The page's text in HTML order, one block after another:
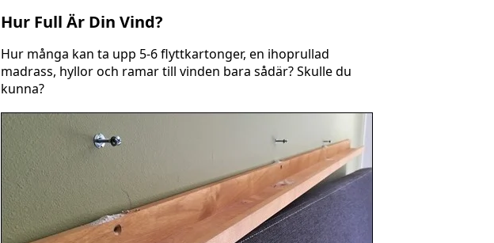
Hur Full Är Din Vind?
Hur många kan ta upp 5-6 flyttkartonger, en ihoprullad
madrass, hyllor och ramar till vinden bara sådär? Skulle du
kunna?